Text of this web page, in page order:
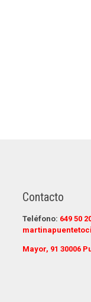
Contacto
Teléfono: 649 50
Mayor, 91 30006